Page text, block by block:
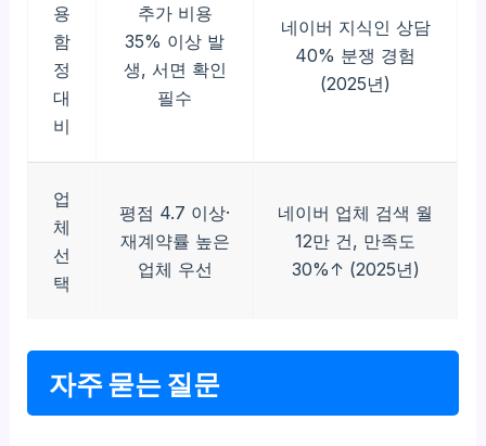
용
함
정
대
비
추가 비용
35% 이상 발
생, 서면 확인
필수
네이버 지식인 상담
40% 분쟁 경험
(2025년)
업
체
선
택
평점 4.7 이상·
재계약률 높은
업체 우선
네이버 업체 검색 월
12만 건, 만족도
30%↑ (2025년)
자주 묻는 질문